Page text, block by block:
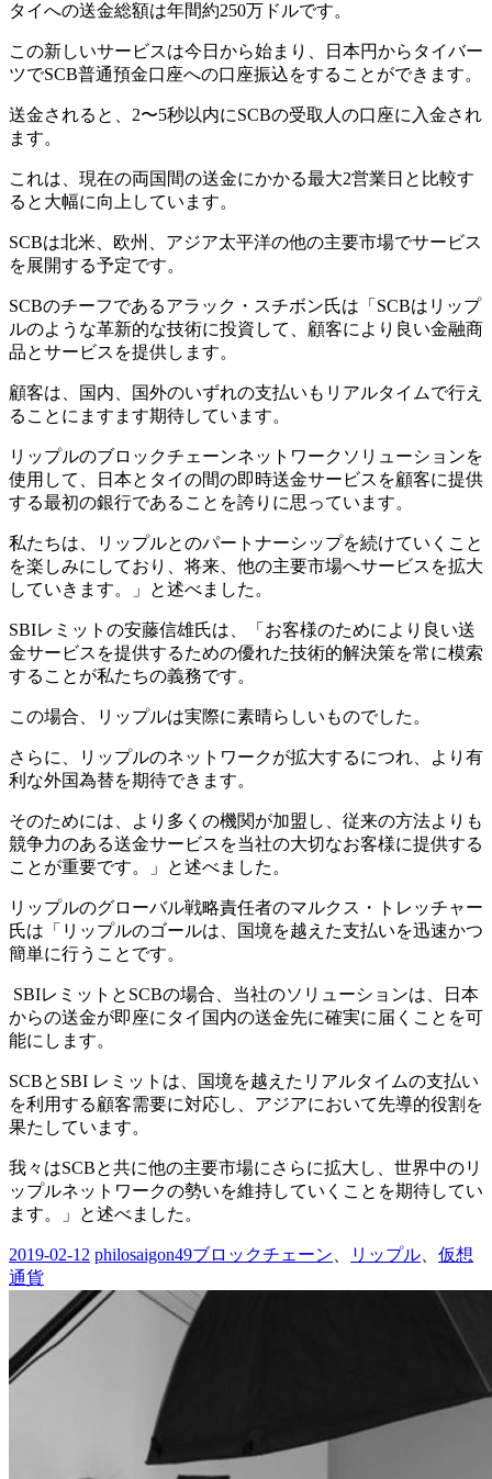
タイへの送金総額は年間約250万ドルです。
この新しいサービスは今日から始まり、日本円からタイバー
ツでSCB普通預金口座への口座振込をすることができます。
送金されると、2〜5秒以内にSCBの受取人の口座に入金され
ます。
これは、現在の両国間の送金にかかる最大2営業日と比較す
ると大幅に向上しています。
SCBは北米、欧州、アジア太平洋の他の主要市場でサービス
を展開する予定です。
SCBのチーフであるアラック・スチボン氏は「SCBはリップ
ルのような革新的な技術に投資して、顧客により良い金融商
品とサービスを提供します。
顧客は、国内、国外のいずれの支払いもリアルタイムで行え
ることにますます期待しています。
リップルのブロックチェーンネットワークソリューションを
使用して、日本とタイの間の即時送金サービスを顧客に提供
する最初の銀行であることを誇りに思っています。
私たちは、リップルとのパートナーシップを続けていくこと
を楽しみにしており、将来、他の主要市場へサービスを拡大
していきます。」と述べました。
SBIレミットの安藤信雄氏は、「お客様のためにより良い送
金サービスを提供するための優れた技術的解決策を常に模索
することが私たちの義務です。
この場合、リップルは実際に素晴らしいものでした。
さらに、リップルのネットワークが拡大するにつれ、より有
利な外国為替を期待できます。
そのためには、より多くの機関が加盟し、従来の方法よりも
競争力のある送金サービスを当社の大切なお客様に提供する
ことが重要です。」と述べました。
リップルのグローバル戦略責任者のマルクス・トレッチャー
氏は「リップルのゴールは、国境を越えた支払いを迅速かつ
簡単に行うことです。
SBIレミットとSCBの場合、当社のソリューションは、日本
からの送金が即座にタイ国内の送金先に確実に届くことを可
能にします。
SCBとSBI レミットは、国境を越えたリアルタイムの支払い
を利用する顧客需要に対応し、アジアにおいて先導的役割を
果たしています。
我々はSCBと共に他の主要市場にさらに拡大し、世界中のリ
ップルネットワークの勢いを維持していくことを期待してい
ます。」と述べました。
2019-02-12 philosaigon49ブロックチェーン、 リップル、 仮想
通貨